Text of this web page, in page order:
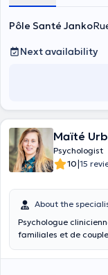
Pôle Santé Janko
Next availability
Maïté
Psychologist
10|15
About the
Psychologue
familiales et de